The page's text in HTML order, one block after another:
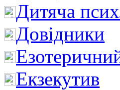
Дитяча
Довідники
Екзекутив